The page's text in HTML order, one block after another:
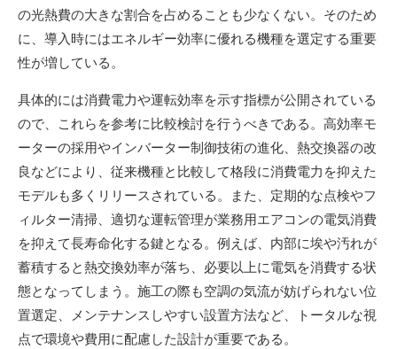
の光熱費の大きな割合を占めることも少なくない。そのため
に、導入時にはエネルギー効率に優れる機種を選定する重要
性が増している。
具体的には消費電力や運転効率を示す指標が公開されている
ので、これらを参考に比較検討を行うべきである。高効率モ
ーターの採用やインバーター制御技術の進化、熱交換器の改
良などにより、従来機種と比較して格段に消費電力を抑えた
モデルも多くリリースされている。また、定期的な点検やフ
ィルター清掃、適切な運転管理が業務用エアコンの電気消費
を抑えて長寿命化する鍵となる。例えば、内部に埃や汚れが
蓄積すると熱交換効率が落ち、必要以上に電気を消費する状
態となってしまう。施工の際も空調の気流が妨げられない位
置選定、メンテナンスしやすい設置方法など、トータルな視
点で環境や費用に配慮した設計が重要である。